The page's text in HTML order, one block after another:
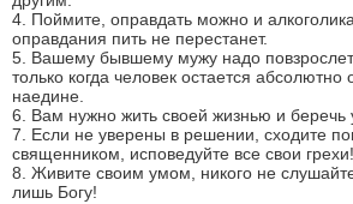
4. Поймите, оправдать можно и
оправдания пить не перестанет.
5. Вашему бывшему мужу надо
только когда человек остается
наедине.
6. Вам нужно жить своей жизнью и
7. Если не уверены в решении, сходите
священником, исповедуйте все свои грехи!
8. Живите своим умом, никого не
лишь Богу!